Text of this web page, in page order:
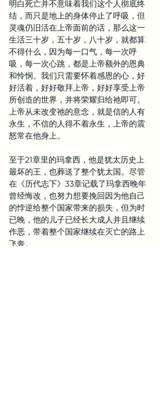
明白死亡并不意味着我们这个人彻底终
结，而只是地上的身体停止了呼吸，但
灵魂仍旧活在上帝面前的话，那么这一
生活三十岁，五十岁，八十岁，就都算
不得什么，因为每一口气，每一次呼
吸，每一次心跳，都是上帝额外的恩典
和怜悯。我们只需要怀着感恩的心，好
好活着，好好敬拜上帝，好好享受上帝
所创造的世界，并将荣耀归给祂即可。
上帝从未改变祂的意念，就是信的人有
永生，不信的人得不着永生，上帝的震
怒常在他身上。
至于21章里的玛拿西，他是犹太历史上
最坏的王，也葬送了整个犹太国。尽管
在《历代志下》33章记载了玛拿西晚年
曾经悔改，也努力想要挽回因为他自己
的悖逆给整个国家带来的损失，但为时
已晚，他的儿子已经长大成人并且继续
作恶，带着整个国家继续在灭亡的路上
飞奔。